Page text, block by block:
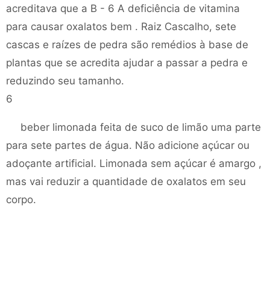
acreditava que a B - 6 A deficiência de vitamina
para causar oxalatos bem . Raiz Cascalho, sete
cascas e raízes de pedra são remédios à base de
plantas que se acredita ajudar a passar a pedra e
reduzindo seu tamanho.
6
beber limonada feita de suco de limão uma parte
para sete partes de água. Não adicione açúcar ou
adoçante artificial. Limonada sem açúcar é amargo ,
mas vai reduzir a quantidade de oxalatos em seu
corpo.